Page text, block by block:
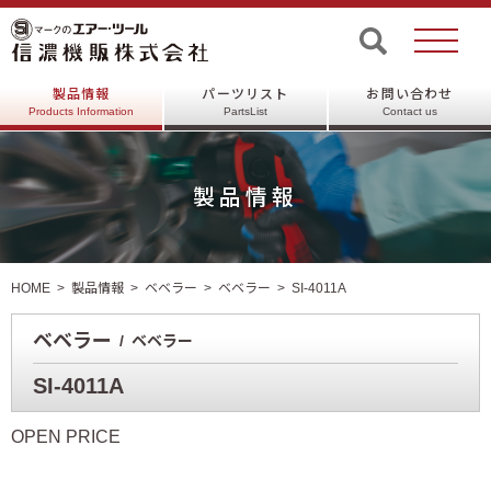
製品情報
Products Information
パーツリスト
PartsList
お問い合わせ
Contact us
製品情報
HOME 製品情報 ベベラー ベベラー SI-4011A
ベベラー ベベラー
SI-4011A
OPEN PRICE